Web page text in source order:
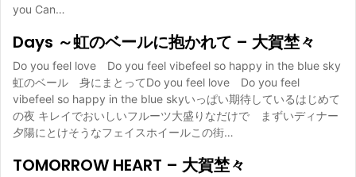
you Can…
Days ～虹のベールに抱かれて – 大賀埜々
Do you feel love Do you feel vibefeel so happy in the blue sky
虹のベール 身にまとってDo you feel love Do you feel
vibefeel so happy in the blue skyいっぱい期待しているはじめて
の夜 キレイでおいしいフルーツ大盛りなだけで まずいディナー
夕陽にとけそうなフェイスホイールこの街…
TOMORROW HEART – 大賀埜々